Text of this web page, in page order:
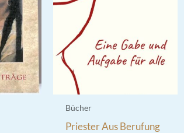
Bücher
Priester Aus Berufung